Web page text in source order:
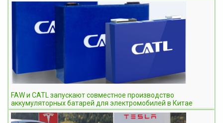
FAW и CATL запускают совместное производство
аккумуляторных батарей для электромобилей в Китае